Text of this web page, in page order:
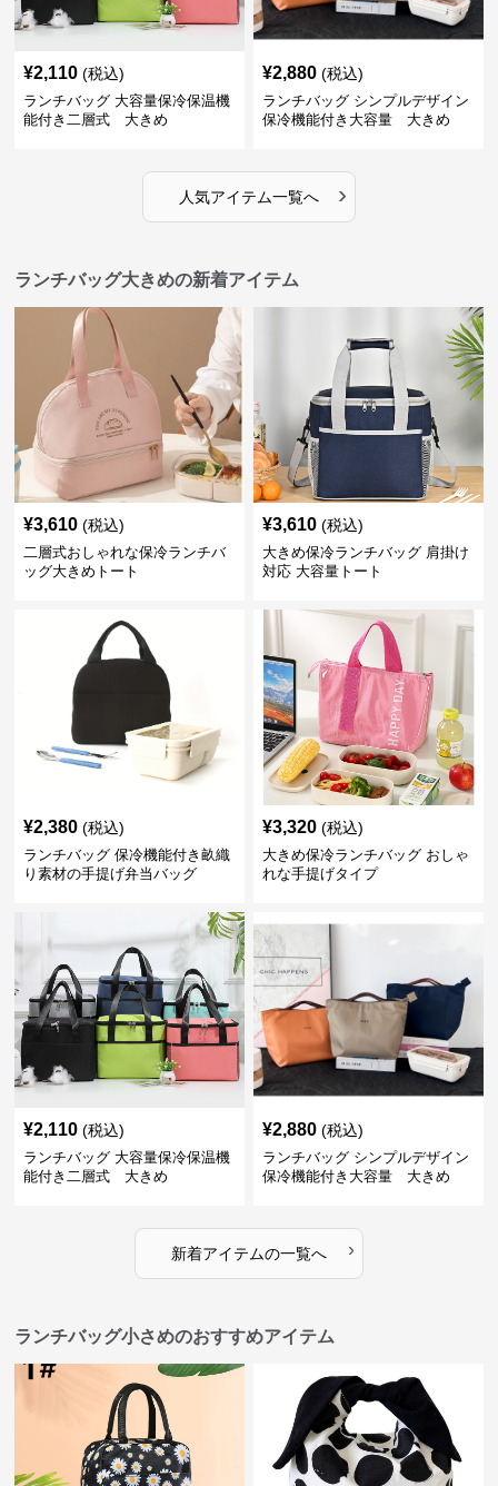
¥2,110 (税込)
ランチバッグ 大容量保冷保温機
能付き二層式 大きめ
¥2,880 (税込)
ランチバッグ シンプルデザイン
保冷機能付き大容量 大きめ
人気アイテム一覧へ ›
ランチバッグ大きめの新着アイテム
¥3,610 (税込)
二層式おしゃれな保冷ランチバ
ッグ大きめトート
¥3,610 (税込)
大きめ保冷ランチバッグ 肩掛け
対応 大容量トート
¥2,380 (税込)
ランチバッグ 保冷機能付き畝織
り素材の手提げ弁当バッグ
¥3,320 (税込)
大きめ保冷ランチバッグ おしゃ
れな手提げタイプ
¥2,110 (税込)
ランチバッグ 大容量保冷保温機
能付き二層式 大きめ
¥2,880 (税込)
ランチバッグ シンプルデザイン
保冷機能付き大容量 大きめ
新着アイテムの一覧へ ›
ランチバッグ小さめのおすすめアイテム